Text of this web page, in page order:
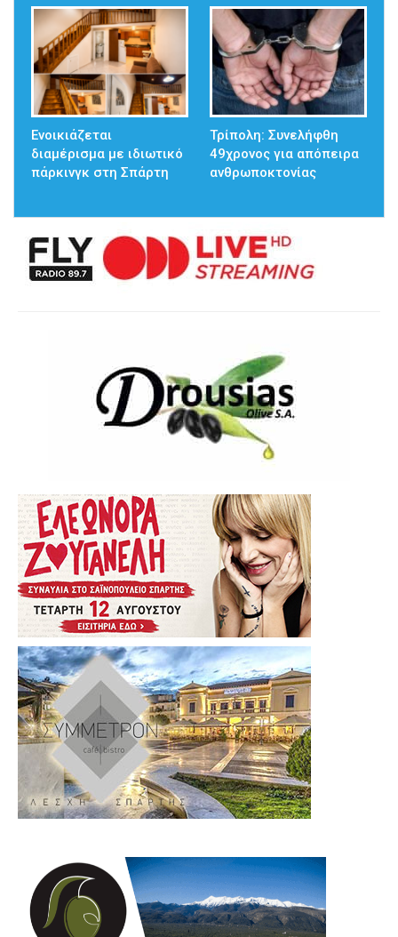
Ενοικιάζεται
διαμέρισμα με ιδιωτικό
πάρκινγκ στη Σπάρτη
Τρίπολη: Συνελήφθη
49χρονος για απόπειρα
ανθρωποκτονίας